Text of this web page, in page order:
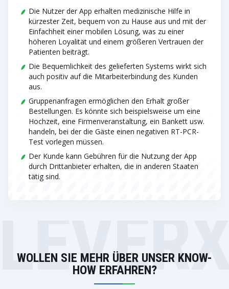
Die Nutzer der App erhalten medizinische Hilfe in
kürzester Zeit, bequem von zu Hause aus und mit der
Einfachheit einer mobilen Lösung, was zu einer
höheren Loyalität und einem größeren Vertrauen der
Patienten beiträgt.
Die Bequemlichkeit des gelieferten Systems wirkt sich
auch positiv auf die Mitarbeiterbindung des Kunden
aus.
Gruppenanfragen ermöglichen den Erhalt großer
Bestellungen. Es könnte sich beispielsweise um eine
Hochzeit, eine Firmenveranstaltung, ein Bankett usw.
handeln, bei der die Gäste einen negativen RT-PCR-
Test vorlegen müssen.
Der Kunde kann Gebühren für die Nutzung der App
durch Drittanbieter erhalten, die in anderen Staaten
tätig sind.
WOLLEN SIE MEHR ÜBER UNSER KNOW-
HOW ERFAHREN?